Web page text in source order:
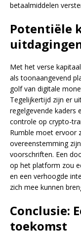
betaalmiddelen
Potentiële
Met het verse
als toonaangevend
golf van digitale
Tegelijkertijd zijn er
regelgevende kaders
controle op crypto-
Rumble moet ervoor
overeenstemming
voorschriften. Een
op het platform zou
en een verhoogde
zich mee kunnen
Conclusie:
toekomst